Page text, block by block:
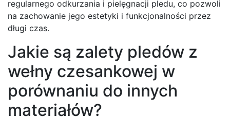
regularnego odkurzania i pielęgnacji pledu, co pozwoli
na zachowanie jego estetyki i funkcjonalności przez
długi czas.
Jakie są zalety pledów z
wełny czesankowej w
porównaniu do innych
materiałów?